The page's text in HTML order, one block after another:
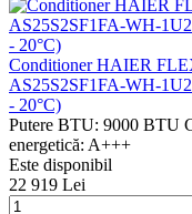
Conditioner HAIER
AS25S2SF1FA-WH-
- 20°C)
Putere BTU: 9000 BTU
energetică: A+++
Este disponibil
22 919 Lei